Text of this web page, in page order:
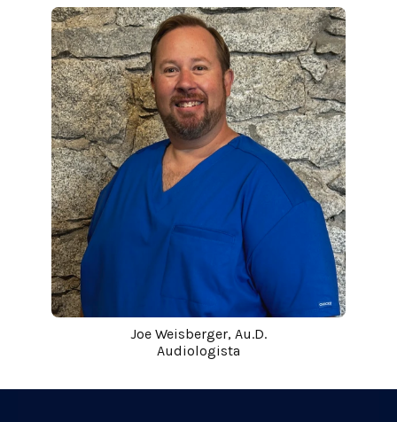
Joe Weisberger, Au.D.
Audiologista